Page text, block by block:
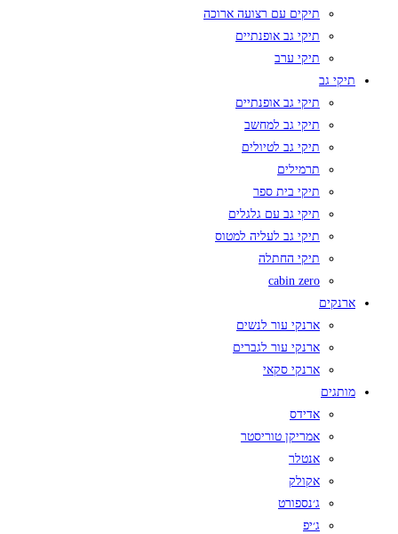
תיקים עם רצועה ארוכה
תיקי גב אופנתיים
תיקי ערב
תיקי גב
תיקי גב אופנתיים
תיקי גב למחשב
תיקי גב לטיולים
תרמילים
תיקי בית ספר
תיקי גב עם גלגלים
תיקי גב לעליה למטוס
תיקי החתלה
cabin zero
ארנקים
ארנקי עור לנשים
ארנקי עור לגברים
ארנקי סקאי
מותגים
אדידס
אמריקן טוריסטר
אנטלר
אקולק
ג׳נספורט
ג׳יפ